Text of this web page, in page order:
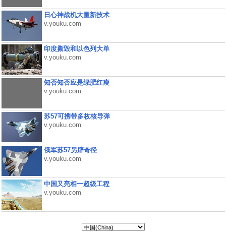
日心神战机大量新技术
v.youku.com
印度撕毁和以色列大单
v.youku.com
知否知否应是绿肥红瘦
v.youku.com
苏57可携带多枚核导弹
v.youku.com
俄军苏57另辟奇径
v.youku.com
中国又亮相一超级工程
v.youku.com